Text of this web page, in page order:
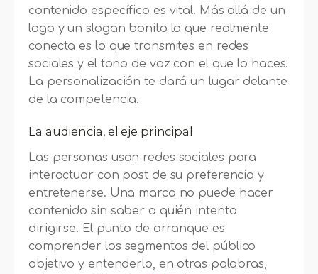
contenido específico es vital. Más allá de un
logo y un slogan bonito lo que realmente
conecta es lo que transmites en redes
sociales y el tono de voz con el que lo haces.
La personalización te dará un lugar delante
de la competencia.
La audiencia, el eje principal
Las personas usan redes sociales para
interactuar con post de su preferencia y
entretenerse. Una marca no puede hacer
contenido sin saber a quién intenta
dirigirse. El punto de arranque es
comprender los segmentos del público
objetivo y entenderlo, en otras palabras,